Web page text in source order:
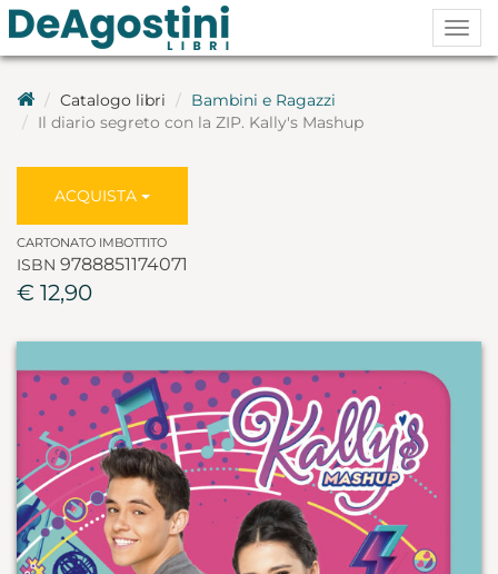
Catalogo libri
Bambini e Ragazzi
Il diario segreto con la ZIP. Kally's Mashup
ACQUISTA
CARTONATO IMBOTTITO
ISBN 9788851174071
€ 12,90